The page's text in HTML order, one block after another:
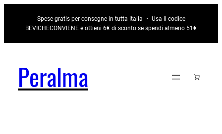
Spese gratis per consegne in tutta Italia ・ Usa il codice
BEVICHECONVIENE e ottieni 6€ di sconto se spendi almeno 51€
Peralma